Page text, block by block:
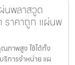
นพลาสวูด
ราคาถูก แผ่นพ
ภาพสูง ใช้ได้ทั้ง
การจำหน่าย แผ